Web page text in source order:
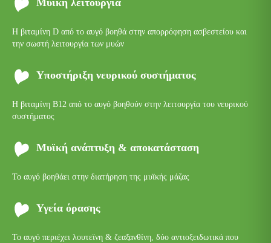
Μυϊκή λειτουργία
Η βιταμίνη D από το αυγό βοηθά στην απορρόφηση ασβεστείου και
την σωστή λειτουργία των μυών
Υποστήριξη νευρικού συστήματος
Η βιταμίνη Β12 από το αυγό βοηθούν στην λειτουργία του νευρικού
συστήματος
Μυϊκή ανάπτυξη & αποκατάσταση
Το αυγό βοηθάει στην διατήρηση της μυϊκής μάζας
Υγεία όρασης
Το αυγό περιέχει λουτεϊνη & ζεαξανθίνη, δύο αντιοξειδωτικά που